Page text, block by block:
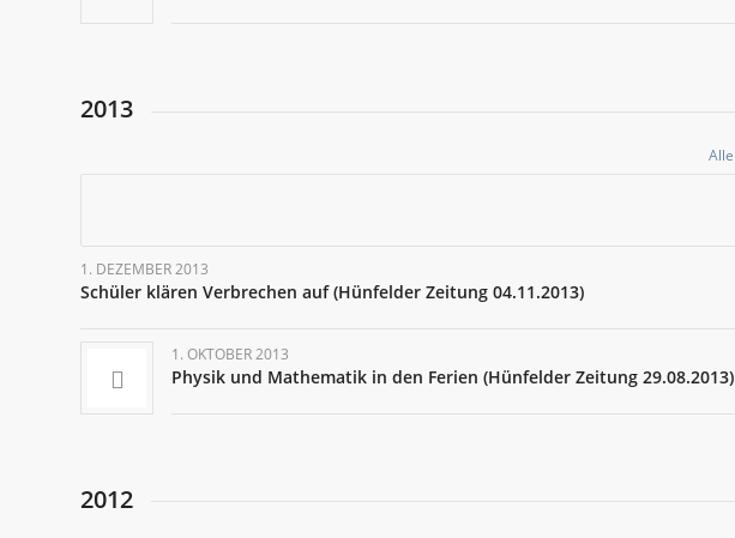
2013
Alle
1. DEZEMBER 2013
Schüler klären Verbrechen auf (Hünfelder Zeitung 04.11.2013)
1. OKTOBER 2013
Physik und Mathematik in den Ferien (Hünfelder Zeitung 29.08.2013)
2012